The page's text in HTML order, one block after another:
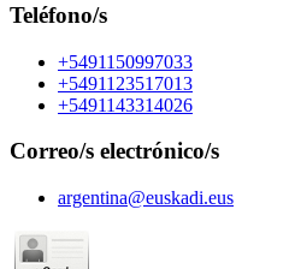
Teléfono/s
+5491150997033
+5491123517013
+5491143314026
Correo/s electrónico/s
argentina@euskadi.eus